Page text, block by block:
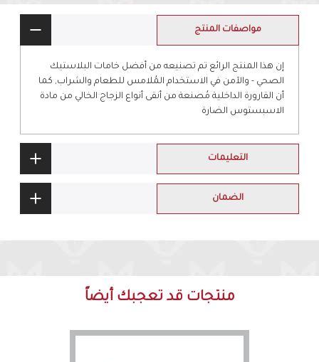
مواصفات المنتج
إن هذا المنتج الرائع تم تصنيعه من أفضل خامات البلاستيك
الصحي - والآمن في الاستخدام المُلامس للطعام والشراب, كما
أن القارورة الداخلية مُصنعة من أنقى أنواع الزجاج الخالي من مادة
الاسبستوس الضارة
التعليمات
الضمان
منتجات قد تعجبك أيضاً